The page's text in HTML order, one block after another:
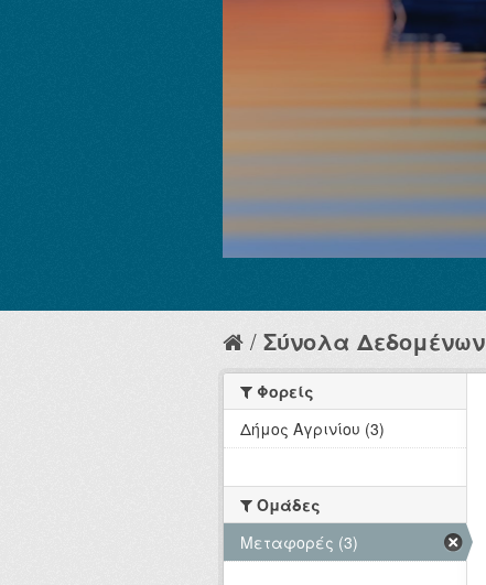
Σύνολα Δεδομένων
Φορείς
Δήμος Αγρινίου (3)
Ομάδες
Μεταφορές (3)